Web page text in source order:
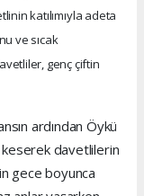
katılımıyla adeta
ve sıcak
genç çiftin
ardından Öykü
keserek davetlilerin
gece boyunca